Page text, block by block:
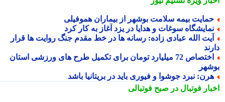
بیمه سلامت بوشهر از بیماران هموفیلی
سوغات و هدایا در یزد آغاز به کار کرد
الله عبادی زاده: رسانه ها در خط مقدم جنگ روایت ها قرار
اختصاص 72 میلیارد تومان برای تکمیل طرح های ورزشی استان
نبرد جوشوا و فیوری باید در بریتانیا باشد
فوتبال در صبح فوتبالی